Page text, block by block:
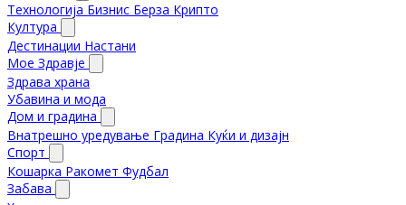
Технологија Бизнис Берза Крипто
Култура
Дестинации Настани
Мое Здравје
Здрава храна
Убавина и мода
Дом и градина
Внатрешно уредување Градина Куќи и дизајн
Спорт
Кошарка Ракомет Фудбал
Забава